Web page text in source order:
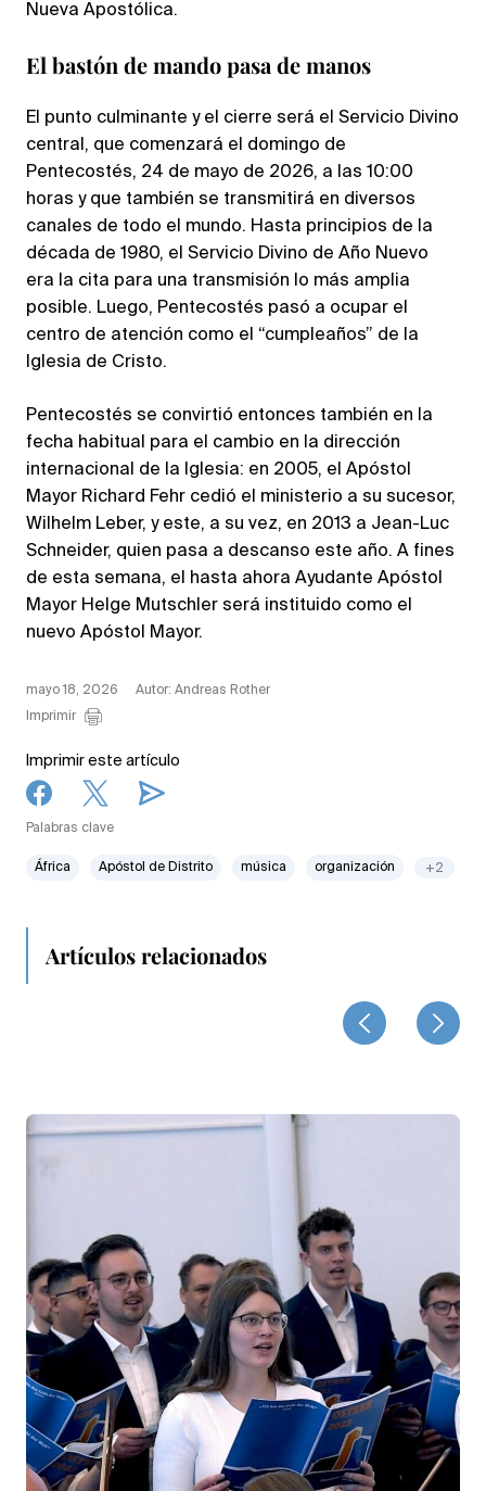
Nueva Apostólica.
El bastón de mando pasa de manos
El punto culminante y el cierre será el Servicio Divino
central, que comenzará el domingo de
Pentecostés, 24 de mayo de 2026, a las 10:00
horas y que también se transmitirá en diversos
canales de todo el mundo. Hasta principios de la
década de 1980, el Servicio Divino de Año Nuevo
era la cita para una transmisión lo más amplia
posible. Luego, Pentecostés pasó a ocupar el
centro de atención como el “cumpleaños” de la
Iglesia de Cristo.
Pentecostés se convirtió entonces también en la
fecha habitual para el cambio en la dirección
internacional de la Iglesia: en 2005, el Apóstol
Mayor Richard Fehr cedió el ministerio a su sucesor,
Wilhelm Leber, y este, a su vez, en 2013 a Jean-Luc
Schneider, quien pasa a descanso este año. A fines
de esta semana, el hasta ahora Ayudante Apóstol
Mayor Helge Mutschler será instituido como el
nuevo Apóstol Mayor.
mayo 18, 2026
Autor: Andreas Rother
Imprimir
Imprimir este artículo
Palabras clave
África Apóstol de Distrito música organización +2
Artículos relacionados